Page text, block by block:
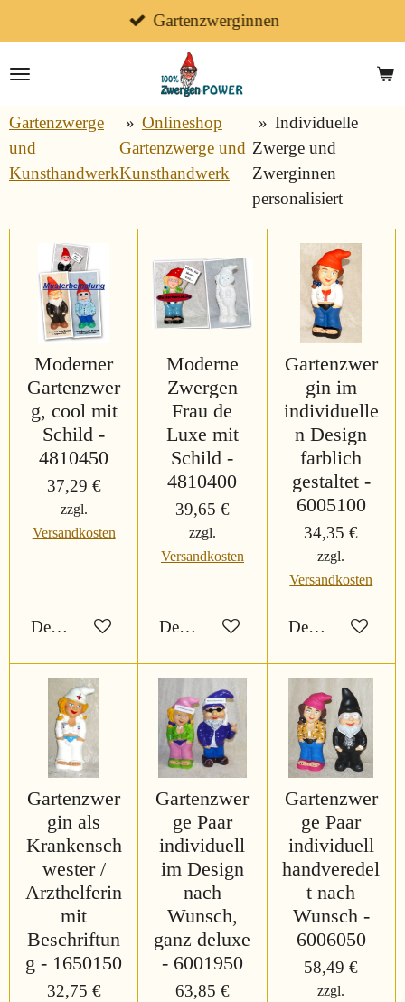
Hauptinhalt
springen
Gartenzwerginnen
Gartenzwerge
und
Kunsthandwerk
» Onlineshop
Gartenzwerge und
Kunsthandwerk
» Individuelle
Zwerge und
Zwerginnen
personalisiert
Moderner
Gartenzwer
g, cool mit
Schild -
4810450
37,29 €
zzgl.
Versandkosten
Details anzeigen
Moderne
Zwergen
Frau de
Luxe mit
Schild -
4810400
39,65 €
zzgl.
Versandkosten
Details anzeigen
Gartenzwer
gin im
individuelle
n Design
farblich
gestaltet -
6005100
34,35 €
zzgl.
Versandkosten
Details anzeigen
Gartenzwer
gin als
Krankensch
wester /
Arzthelferin
mit
Beschriftun
g - 1650150
32,75 €
Gartenzwer
ge Paar
individuell
im Design
nach
Wunsch,
ganz deluxe
- 6001950
63,85 €
Gartenzwer
ge Paar
individuell
handveredel
t nach
Wunsch -
6006050
58,49 €
zzgl.